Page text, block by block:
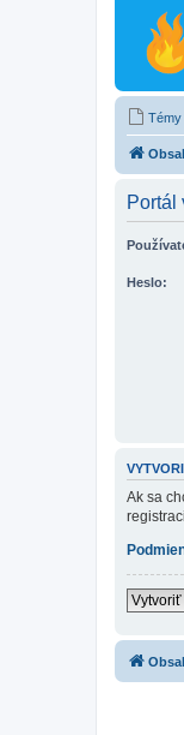
Témy
Portál
Heslo:
Ak sa
Vytvoriť